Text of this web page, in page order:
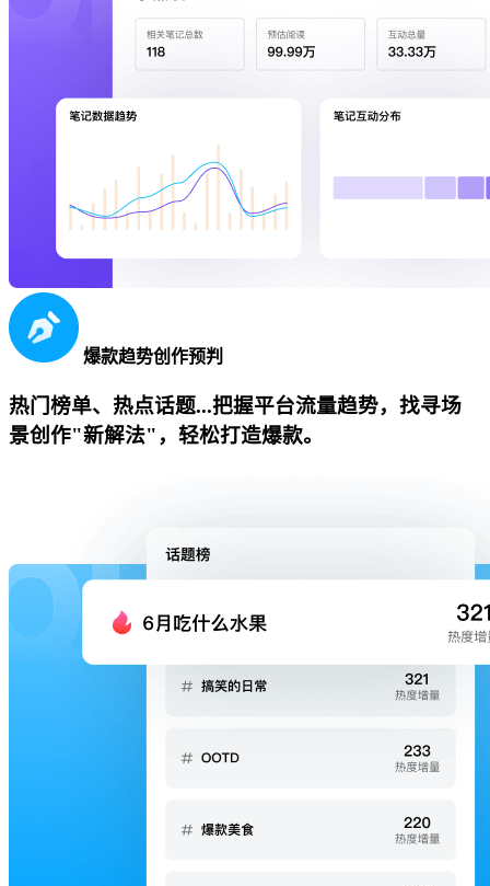
爆款趋势创作预判
热门榜单、热点话题...把握平台流量趋势，找寻场
景创作"新解法"，轻松打造爆款。